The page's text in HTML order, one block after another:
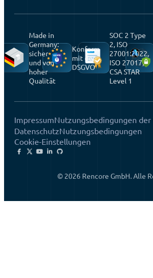
Made in
Germany:
sicher
und von
hoher
Qualität
Konform
mit der
DSGVO
SOC 2 Type
2, ISO
27001:2022,
ISO 27017,
CSA STAR
Level 1
ImpressumNutzungsbedingungen der
DatenschutzNutzungsbedingungen
Cookie-Einstellungen
© 2026 Rencore GmbH. Alle